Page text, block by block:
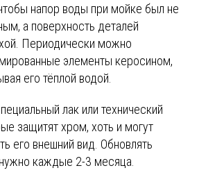
напор воды при мойке был не
а поверхность деталей
Периодически можно
элементы керосином,
его тёплой водой.
лак или технический
защитят хром, хоть и могут
его внешний вид. Обновлять
каждые 2-3 месяца.